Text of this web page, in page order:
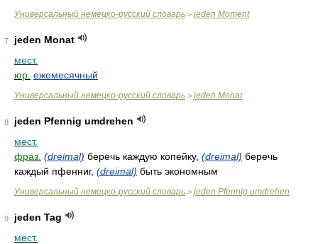
Универсальный немецко-русский словарь > jeden Moment
7
jeden Monat
мест.
юр. ежемесячный
Универсальный немецко-русский словарь > jeden Monat
8
jeden Pfennig umdrehen
мест.
фраз. (dreimal) беречь каждую копейку, (dreimal) беречь
каждый пфенниг, (dreimal) быть экономным
Универсальный немецко-русский словарь > jeden Pfennig umdrehen
9
jeden Tag
мест.